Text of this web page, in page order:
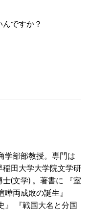
ですか？
学部部教授。専門は
稲田大学大学院文学研
(文学) 。著書に 『室
嘩両成敗の誕生』
』 『戦国大名と分国